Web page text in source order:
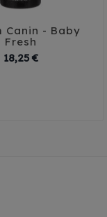

Canin - Baby
Fresh
18,25 €Prix